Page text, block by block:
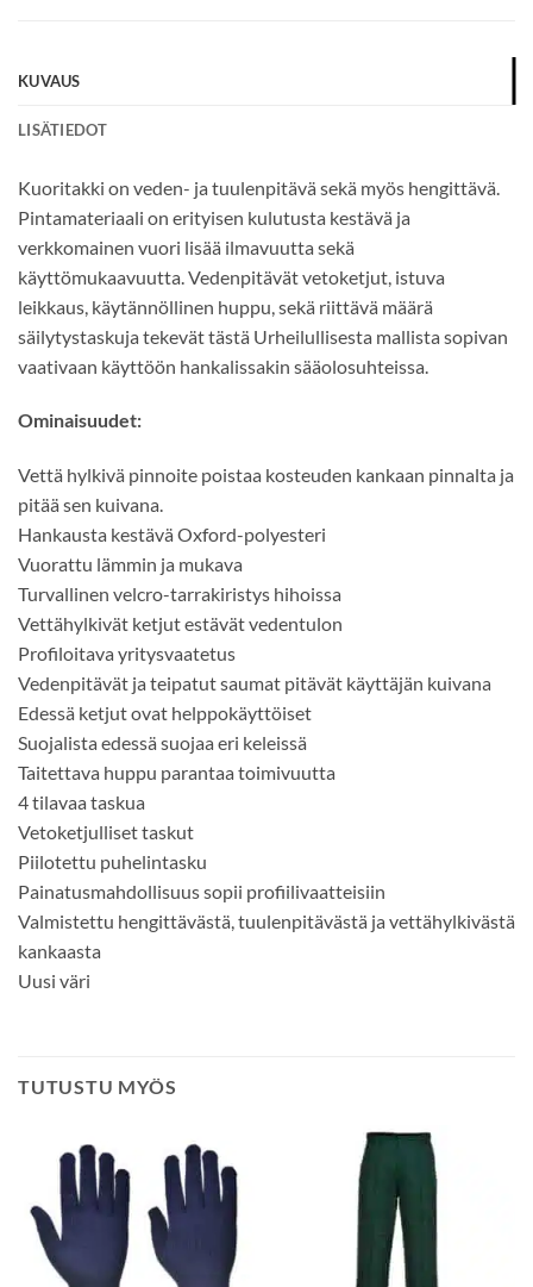
KUVAUS
LISÄTIEDOT
Kuoritakki on veden- ja tuulenpitävä sekä myös hengittävä.
Pintamateriaali on erityisen kulutusta kestävä ja
verkkomainen vuori lisää ilmavuutta sekä
käyttömukaavuutta. Vedenpitävät vetoketjut, istuva
leikkaus, käytännöllinen huppu, sekä riittävä määrä
säilytystaskuja tekevät tästä Urheilullisesta mallista sopivan
vaativaan käyttöön hankalissakin sääolosuhteissa.
Ominaisuudet:
Vettä hylkivä pinnoite poistaa kosteuden kankaan pinnalta ja
pitää sen kuivana.
Hankausta kestävä Oxford-polyesteri
Vuorattu lämmin ja mukava
Turvallinen velcro-tarrakiristys hihoissa
Vettähylkivät ketjut estävät vedentulon
Profiloitava yritysvaatetus
Vedenpitävät ja teipatut saumat pitävät käyttäjän kuivana
Edessä ketjut ovat helppokäyttöiset
Suojalista edessä suojaa eri keleissä
Taitettava huppu parantaa toimivuutta
4 tilavaa taskua
Vetoketjulliset taskut
Piilotettu puhelintasku
Painatusmahdollisuus sopii profiilivaatteisiin
Valmistettu hengittävästä, tuulenpitävästä ja vettähylkivästä
kankaasta
Uusi väri
TUTUSTU MYÖS